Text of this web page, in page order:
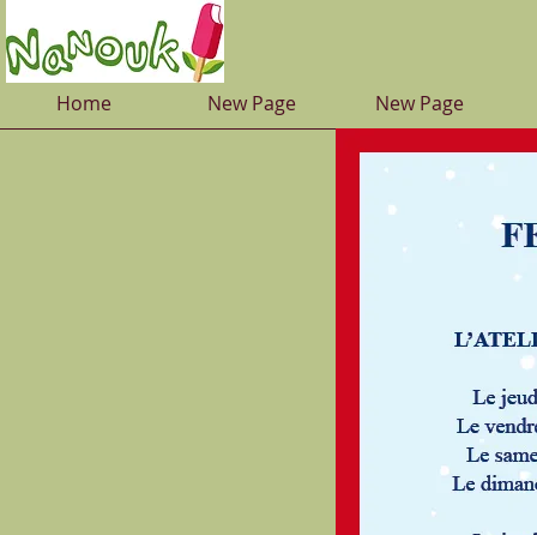
Home New Page New Page